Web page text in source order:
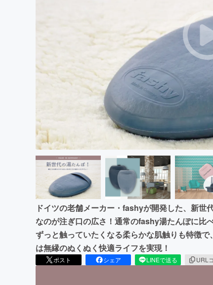
まちづくり・地域活性化
ドイツの老舗メーカー・fashyが開発した、新世
なのが注ぎ口の広さ！通常のfashy湯たんぽに比
ずっと触っていたくなる柔らかな肌触りも特徴
は無縁のぬくぬく快適ライフを実現！
ポスト シェア LINEで送る URL